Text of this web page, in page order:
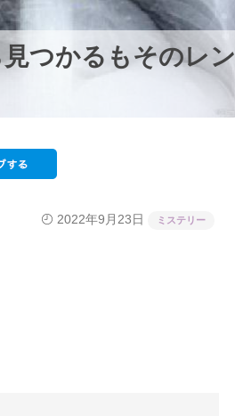
つかるもそのレン
2022年9月23日 ミステリー